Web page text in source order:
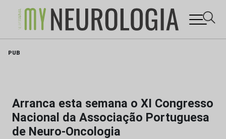
PUB
Arranca esta semana o XI Congresso
Nacional da Associação Portuguesa
de Neuro-Oncologia